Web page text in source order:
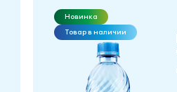
Новинка
Товар в наличии